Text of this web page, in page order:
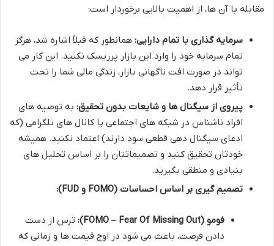
مقابله با آن ها، از اهمیت بالایی برخوردار است:
سرمایه گذاری با تمام دارایی: همانطور که قبلاً اشاره شد، هرگز
تمام سرمایه خود را وارد این بازار پرریسک نکنید. این کار می
تواند در صورت افت ناگهانی بازار، زندگی مالی شما را تحت
تأثیر قرار دهد.
پیروی از سیگنال ها و شایعات بدون تحقیق: به توصیه های
افراد ناشناس در شبکه های اجتماعی یا کانال های تلگرامی (که
ادعای سیگنال دهی قطعی سود دارند) اعتماد نکنید. همیشه
خودتان تحقیق کنید و تصمیماتتان را بر اساس تحلیل های
بنیادی و منطقی بگیرید.
تصمیم گیری بر اساس احساسات (FOMO و FUD):
فومو (FOMO – Fear Of Missing Out):
ترس از دست
دادن فرصت، باعث می شود در اوج قیمت ها و زمانی که